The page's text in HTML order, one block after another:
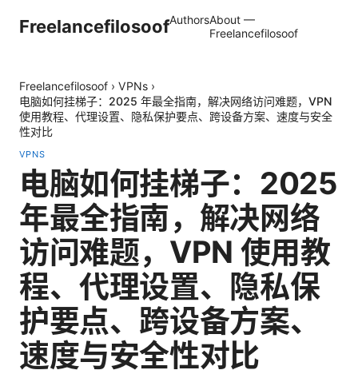
FreelancefilosoofAuthorsAbout —
Freelancefilosoof
Freelancefilosoof › VPNs ›
电脑如何挂梯子：2025 年最全指南，解决网络访问难题，VPN
使用教程、代理设置、隐私保护要点、跨设备方案、速度与安全
性对比
VPNS
电脑如何挂梯子：2025
年最全指南，解决网络
访问难题，VPN 使用教
程、代理设置、隐私保
护要点、跨设备方案、
速度与安全性对比